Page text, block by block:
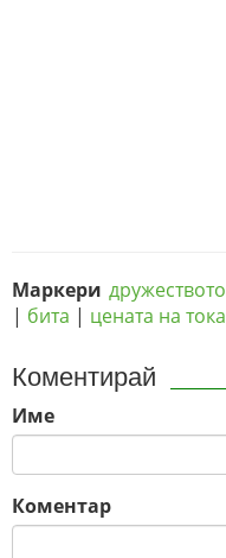
Маркери дружеството
| бита | цената на тока
Коментирай
Име
Коментар